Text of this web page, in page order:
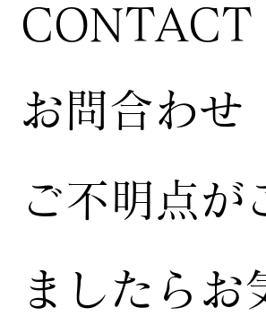
お問合わせ
ご不明点が
ましたらお
CONTACT